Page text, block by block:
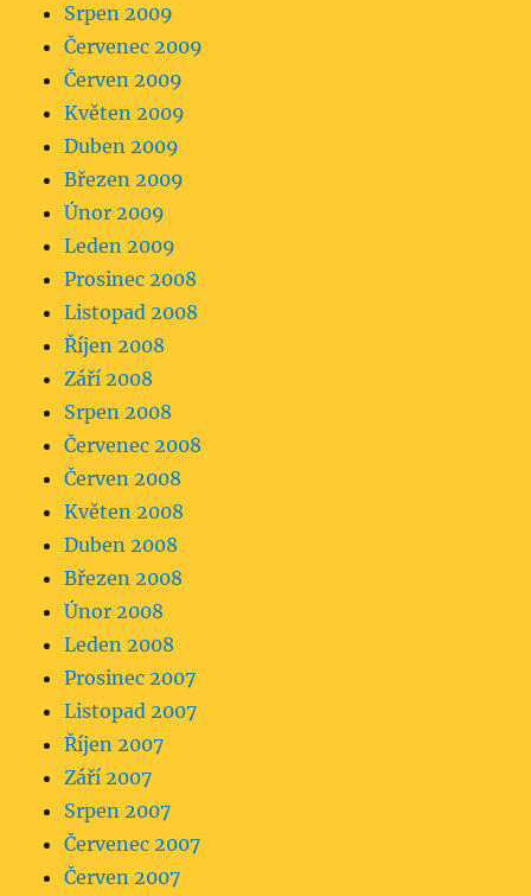
Srpen 2009
Červenec 2009
Červen 2009
Květen 2009
Duben 2009
Březen 2009
Únor 2009
Leden 2009
Prosinec 2008
Listopad 2008
Říjen 2008
Září 2008
Srpen 2008
Červenec 2008
Červen 2008
Květen 2008
Duben 2008
Březen 2008
Únor 2008
Leden 2008
Prosinec 2007
Listopad 2007
Říjen 2007
Září 2007
Srpen 2007
Červenec 2007
Červen 2007